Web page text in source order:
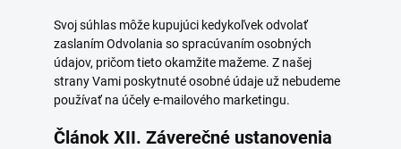
Svoj súhlas môže kupujúci kedykoľvek odvolať
zaslaním Odvolania so spracúvaním osobných
údajov, pričom tieto okamžite mažeme. Z našej
strany Vami poskytnuté osobné údaje už nebudeme
používať na účely e-mailového marketingu.
Článok XII. Záverečné ustanovenia